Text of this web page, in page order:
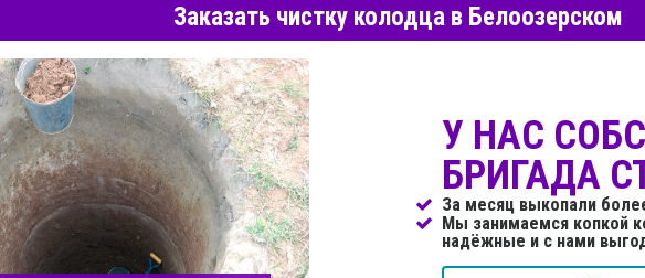
Заказать чистку колодца в Белоозерском
У НАС
БРИГАДА
За месяц выкопали
Мы занимаемся копкой
надёжные и с нами